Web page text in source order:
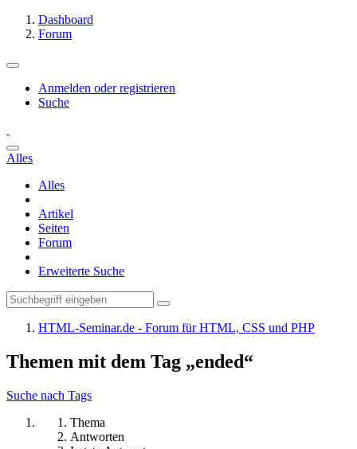
Dashboard
Forum
Anmelden oder registrieren
Suche
Alles
Alles
Artikel
Seiten
Forum
Erweiterte Suche
HTML-Seminar.de - Forum für HTML, CSS und PHP
Themen mit dem Tag „ended“
Suche nach Tags
Thema
Antworten